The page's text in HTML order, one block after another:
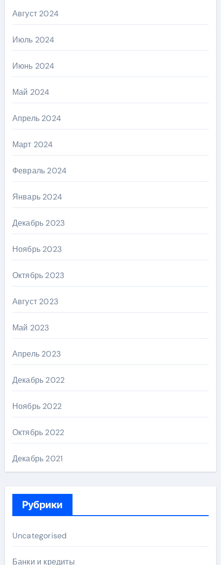
Август 2024
Июль 2024
Июнь 2024
Май 2024
Апрель 2024
Март 2024
Февраль 2024
Январь 2024
Декабрь 2023
Ноябрь 2023
Октябрь 2023
Август 2023
Май 2023
Апрель 2023
Декабрь 2022
Ноябрь 2022
Октябрь 2022
Декабрь 2021
Рубрики
Uncategorised
Банки и кредиты